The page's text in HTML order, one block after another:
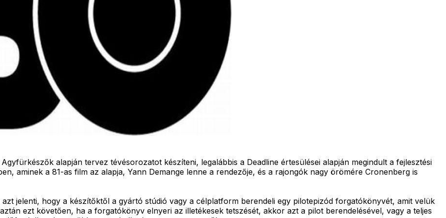
alapján tervez tévésorozatot készíteni, legalábbis a Deadline értesülései alapján megindult a fejlesztési
aminek a 81-as film az alapja, Yann Demange lenne a rendezője, és a rajongók nagy örömére Cronenberg is
jelenti, hogy a készítőktől a gyártó stúdió vagy a célplatform berendeli egy pilotepizód forgatókönyvét, amit velük
ezt követően, ha a forgatókönyv elnyeri az illetékesek tetszését, akkor azt a pilot berendelésével, vagy a teljes